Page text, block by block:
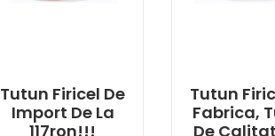
Tutun Firicel De
Import De La
117ron!!!
Tutun
Fabrica,
De